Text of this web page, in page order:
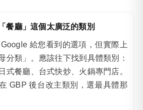
餐廳」這個太廣泛的類別
Google 給您看到的選項，但實際上
分類」。應該往下找到具體類別：
式餐廳、台式快炒、火鍋專門店。
GBP 後台改主類別，選最具體那